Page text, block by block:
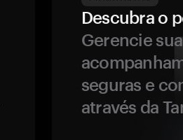
Descubra o
Gerencie
seguras e
através da